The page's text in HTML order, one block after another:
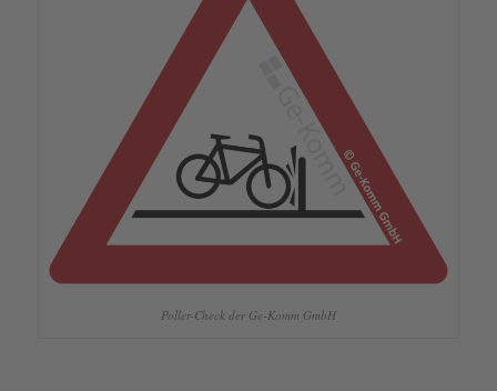
Poller-Check der Ge-Komm GmbH